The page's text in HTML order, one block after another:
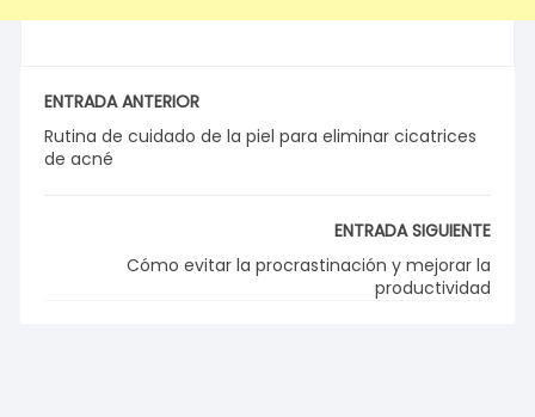
ENTRADA ANTERIOR
Rutina de cuidado de la piel para eliminar cicatrices
de acné
ENTRADA SIGUIENTE
Cómo evitar la procrastinación y mejorar la
productividad